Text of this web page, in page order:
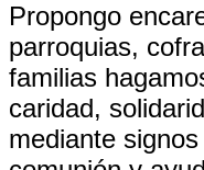
Propongo
parroquias,
familias
caridad,
mediante